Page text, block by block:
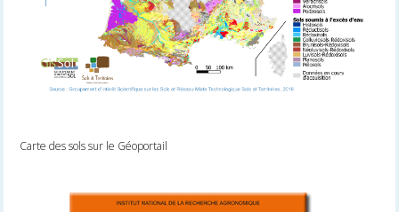
Carte des sols sur le Géoportail